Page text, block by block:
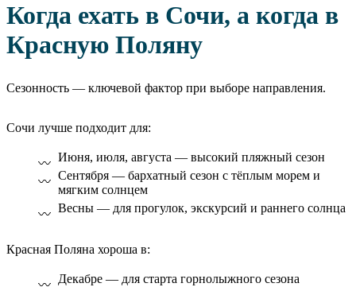
Когда ехать в Сочи, а когда в
Красную Поляну
Сезонность — ключевой фактор при выборе направления.
Сочи лучше подходит для:
Июня, июля, августа — высокий пляжный сезон
Сентября — бархатный сезон с тёплым морем и
мягким солнцем
Весны — для прогулок, экскурсий и раннего солнца
Красная Поляна хороша в:
Декабре — для старта горнолыжного сезона